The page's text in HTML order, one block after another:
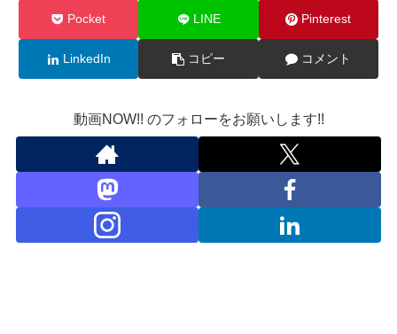
Pocket LINE Pinterest
LinkedIn コピー コメント
動画NOW!! のフォローをお願いします!!